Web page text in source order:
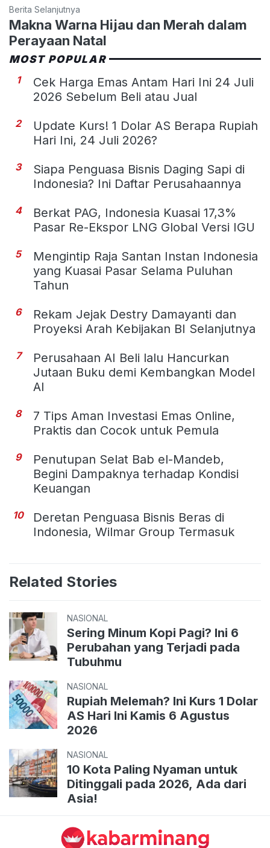
Berita Selanjutnya
Makna Warna Hijau dan Merah dalam
Perayaan Natal
MOST POPULAR
1
Cek Harga Emas Antam Hari Ini 24 Juli
2026 Sebelum Beli atau Jual
2
Update Kurs! 1 Dolar AS Berapa Rupiah
Hari Ini, 24 Juli 2026?
3
Siapa Penguasa Bisnis Daging Sapi di
Indonesia? Ini Daftar Perusahaannya
4
Berkat PAG, Indonesia Kuasai 17,3%
Pasar Re-Ekspor LNG Global Versi IGU
5
Mengintip Raja Santan Instan Indonesia
yang Kuasai Pasar Selama Puluhan
Tahun
6
Rekam Jejak Destry Damayanti dan
Proyeksi Arah Kebijakan BI Selanjutnya
7
Perusahaan AI Beli lalu Hancurkan
Jutaan Buku demi Kembangkan Model
AI
8
7 Tips Aman Investasi Emas Online,
Praktis dan Cocok untuk Pemula
9
Penutupan Selat Bab el-Mandeb,
Begini Dampaknya terhadap Kondisi
Keuangan
10
Deretan Penguasa Bisnis Beras di
Indonesia, Wilmar Group Termasuk
Related Stories
NASIONAL
Sering Minum Kopi Pagi? Ini 6
Perubahan yang Terjadi pada
Tubuhmu
NASIONAL
Rupiah Melemah? Ini Kurs 1 Dolar
AS Hari Ini Kamis 6 Agustus
2026
NASIONAL
10 Kota Paling Nyaman untuk
Ditinggali pada 2026, Ada dari
Asia!